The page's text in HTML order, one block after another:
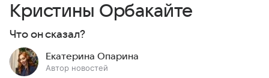
Кристины Орбакайте
Что он сказал?
Екатерина Опарина
Автор новостей